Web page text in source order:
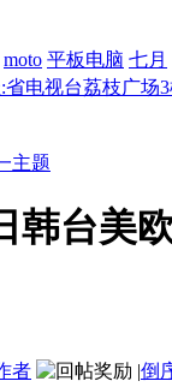
moto 平板电脑 七月
电视台荔枝广场3
韩台美
者 |倒